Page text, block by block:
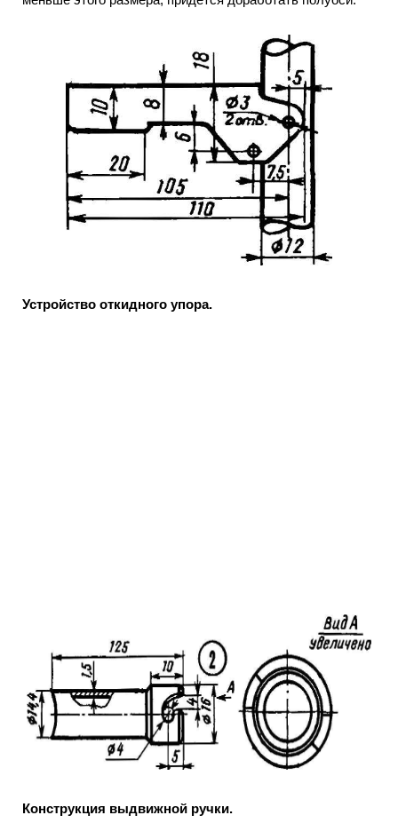
Устройство откидного упора.
Конструкция выдвижной ручки.